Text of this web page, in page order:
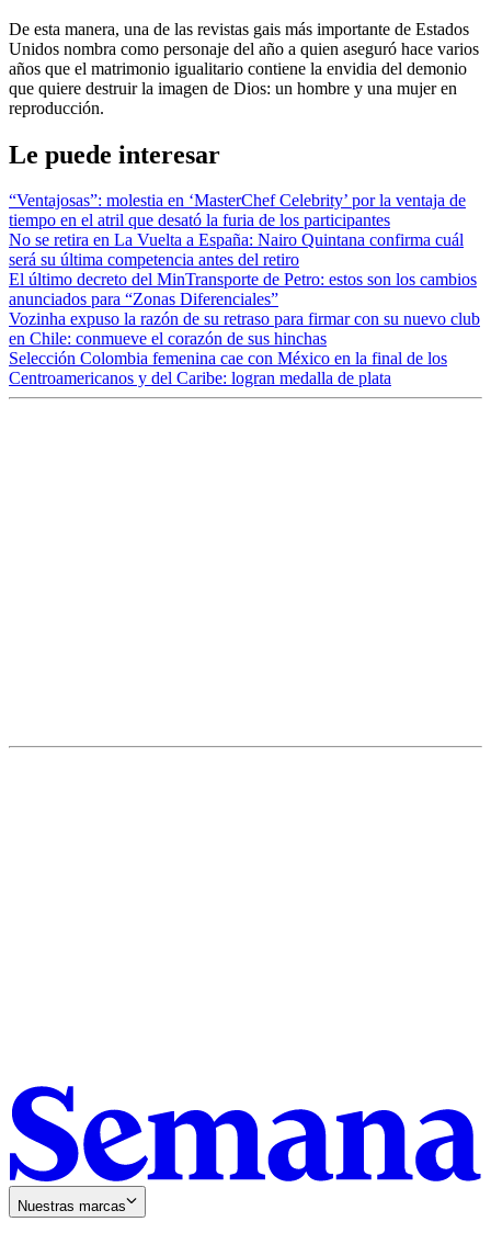
De esta manera, una de las revistas gais más importante de Estados
Unidos nombra como personaje del año a quien aseguró hace varios
años que el matrimonio igualitario contiene la envidia del demonio
que quiere destruir la imagen de Dios: un hombre y una mujer en
reproducción.
Le puede interesar
“Ventajosas”: molestia en ‘MasterChef Celebrity’ por la ventaja de
tiempo en el atril que desató la furia de los participantes
No se retira en La Vuelta a España: Nairo Quintana confirma cuál
será su última competencia antes del retiro
El último decreto del MinTransporte de Petro: estos son los cambios
anunciados para “Zonas Diferenciales”
Vozinha expuso la razón de su retraso para firmar con su nuevo club
en Chile: conmueve el corazón de sus hinchas
Selección Colombia femenina cae con México en la final de los
Centroamericanos y del Caribe: logran medalla de plata
Nuestras marcas